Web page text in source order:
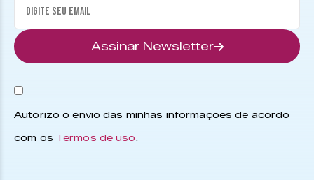
Assinar Newsletter
Autorizo o envio das minhas informações de acordo
com os Termos de uso.